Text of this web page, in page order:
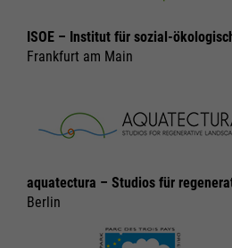
ISOE – Institut für sozial-
Frankfurt am Main
aquatectura – Studios für
Berlin